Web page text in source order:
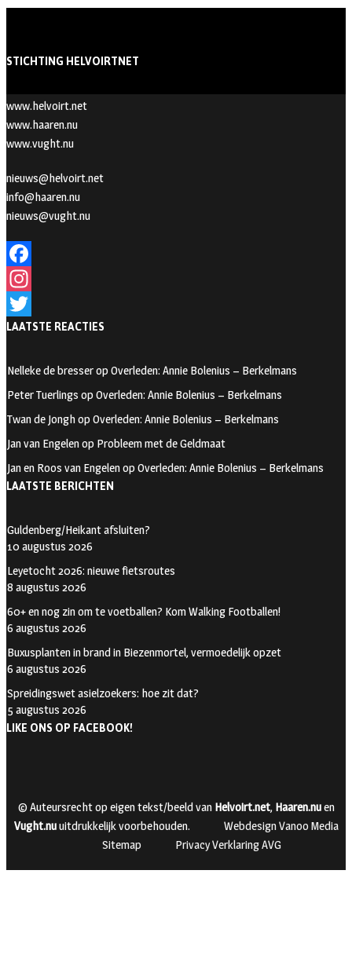
STICHTING HELVOIRTNET
www.helvoirt.net
www.haaren.nu
www.vught.nu
nieuws@helvoirt.net
info@haaren.nu
nieuws@vught.nu
F
a
c
b
o
k
n
t
a
r
a
T
i
t
e
r
LAATSTE REACTIES
Nelleke de bresserop Overleden: Annie Bolenius – Berkelmans
Peter Tuerlings op Overleden: Annie Bolenius – Berkelmans
Twan de Jonghop Overleden: Annie Bolenius – Berkelmans
Jan van Engelenop Probleem met de Geldmaat
Jan en Roos van Engelenop Overleden: Annie Bolenius – Berkelmans
LAATSTE BERICHTEN
Guldenberg/Heikant afsluiten?
10 augustus 2026
Leyetocht 2026: nieuwe fietsroutes
8 augustus 2026
60+ en nog zin om te voetballen? Kom Walking Footballen!
6 augustus 2026
Buxusplanten in brand in Biezenmortel, vermoedelijk opzet
6 augustus 2026
Spreidingswet asielzoekers: hoe zit dat?
5 augustus 2026
LIKE ONS OP FACEBOOK!
© Auteursrecht op eigen tekst/beeld van Helvoirt.net, Haaren.nuen
Vught.nuuitdrukkelijk voorbehouden.
Webdesign Vanoo Media
Sitemap
Privacy Verklaring AVG